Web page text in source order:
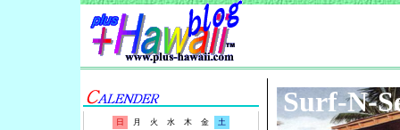
日 月 火 水 木 金
土
Surf-N-